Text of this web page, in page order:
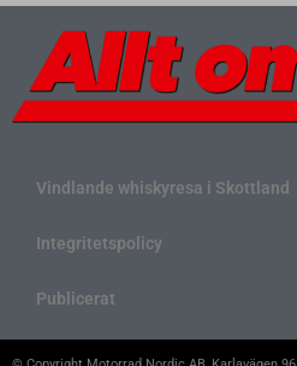
Vindlande whiskyresa i Skottland
Integritetspolicy
Publicerat